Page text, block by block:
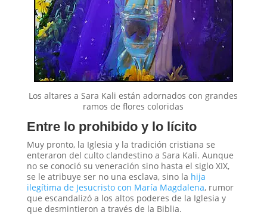
Los altares a Sara Kali están adornados con grandes
ramos de flores coloridas
Entre lo prohibido y lo lícito
Muy pronto, la Iglesia y la tradición cristiana se
enteraron del culto clandestino a Sara Kali. Aunque
no se conoció su veneración sino hasta el siglo XIX,
se le atribuye ser no una esclava, sino la hija
ilegítima de Jesucristo con María Magdalena, rumor
que escandalizó a los altos poderes de la Iglesia y
que desmintieron a través de la Biblia.